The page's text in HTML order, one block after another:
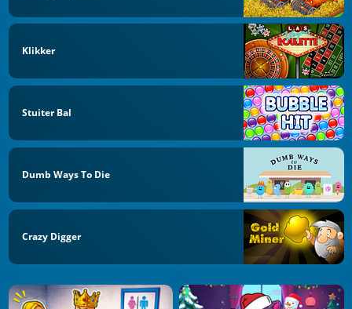
Klikker
Stuiter Bal
Dumb Ways To Die
Crazy Digger